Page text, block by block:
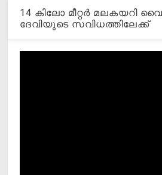
14 കിലോ മീറ്റര്‍ മലകയറി
ദേവിയുടെ സവിധത്തിലേക്ക്